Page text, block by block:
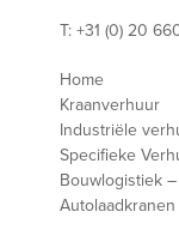
T: +31 (0) 20
Home
Kraanverhuur
Industriële
Specifieke
Bouwlogistiek
Autolaadkranen